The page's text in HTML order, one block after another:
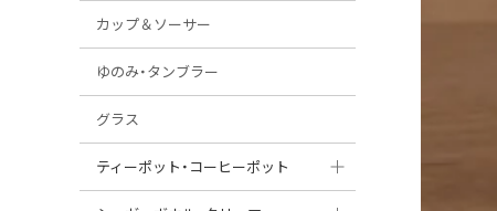
カップ＆ソーサー
ゆのみ・タンブラー
グラス
ティーポット・コーヒーポット